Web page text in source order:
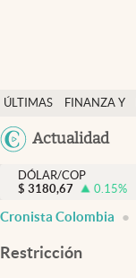
ÚLTIMAS
NOTICIAS
FINANZA Y
Actualidad
Salud y nutrición
Vida espiritual
Actualidad
DÓLAR/COP
$ 3180,67 0.15%
Cronista Colombia
Restricción